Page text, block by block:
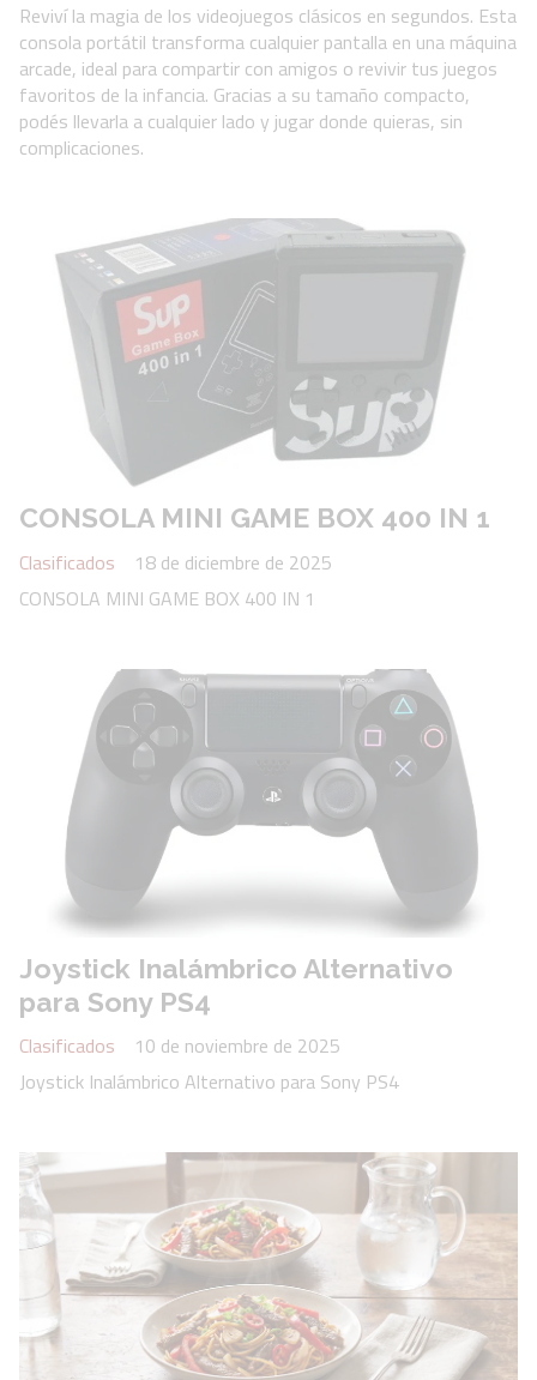
Reviví la magia de los videojuegos clásicos en segundos. Esta
consola portátil transforma cualquier pantalla en una máquina
arcade, ideal para compartir con amigos o revivir tus juegos
favoritos de la infancia. Gracias a su tamaño compacto,
podés llevarla a cualquier lado y jugar donde quieras, sin
complicaciones.
CONSOLA MINI GAME BOX 400 IN 1
Clasificados
18 de diciembre de 2025
CONSOLA MINI GAME BOX 400 IN 1
Joystick Inalámbrico Alternativo
para Sony PS4
Clasificados
10 de noviembre de 2025
Joystick Inalámbrico Alternativo para Sony PS4